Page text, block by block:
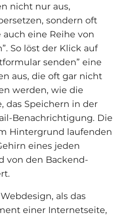
nicht nur aus,
sondern oft
eine Reihe von
So löst der Klick auf
senden” eine
aus, die oft gar nicht
werden, wie die
das Speichern in der
Benachrichtigung. Die
Hintergrund laufenden
eines jeden
von den Backend-
als das
einer Internetseite,